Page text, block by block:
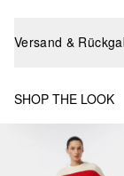
Versand &
SHOP THE LOOK